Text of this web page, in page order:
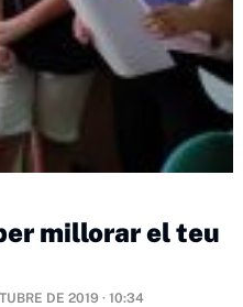
millorar el teu
DE 2019 · 10:34